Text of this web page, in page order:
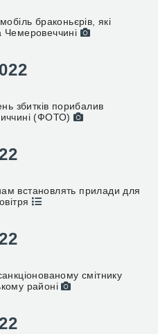
браконьєрів, які
збитків порибалив
(ФОТО)
встановлять прилади для
смітнику
районі